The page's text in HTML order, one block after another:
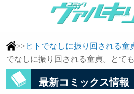
>> ヒトでなしに振り回される童
でなしに振り回される童貞。とて
最新コミックス情報